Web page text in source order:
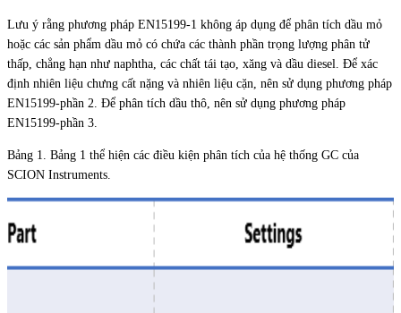
Lưu ý rằng phương pháp EN15199-1 không áp dụng để phân tích dầu mỏ
hoặc các sản phẩm dầu mỏ có chứa các thành phần trọng lượng phân tử
thấp, chẳng hạn như naphtha, các chất tái tạo, xăng và dầu diesel. Để xác
định nhiên liệu chưng cất nặng và nhiên liệu cặn, nên sử dụng phương pháp
EN15199-phần 2. Để phân tích dầu thô, nên sử dụng phương pháp
EN15199-phần 3.
Bảng 1. Bảng 1 thể hiện các điều kiện phân tích của hệ thống GC của
SCION Instruments.